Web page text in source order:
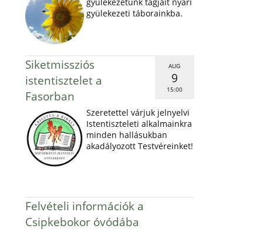
gyülekezeti táborainkba.
AUG
9
15:00
Siketmissziós
istentisztelet a
Fasorban
Szeretettel várjuk jelnyelvi
Istentiszteleti alkalmainkra
minden hallásukban
akadályozott Testvéreinket!
Felvételi információk a
Csipkebokor óvódába